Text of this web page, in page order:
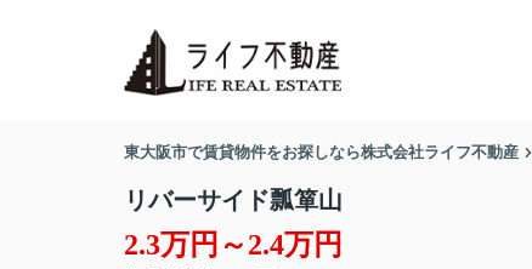
東大阪市で賃貸物件をお探しなら株式会社ライフ不動産
リバーサイド瓢箪山
2.3万円～2.4万円